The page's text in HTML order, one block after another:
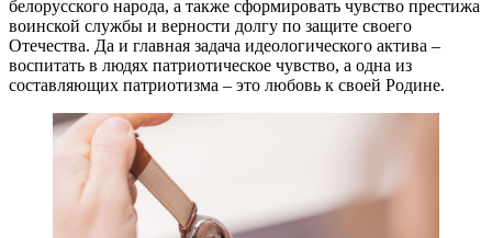
белорусского народа, а также сформировать чувство престижа
воинской службы и верности долгу по защите своего
Отечества. Да и главная задача идеологического актива –
воспитать в людях патриотическое чувство, а одна из
составляющих патриотизма – это любовь к своей Родине.